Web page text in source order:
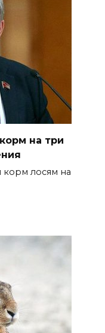
на три
корм лосям на